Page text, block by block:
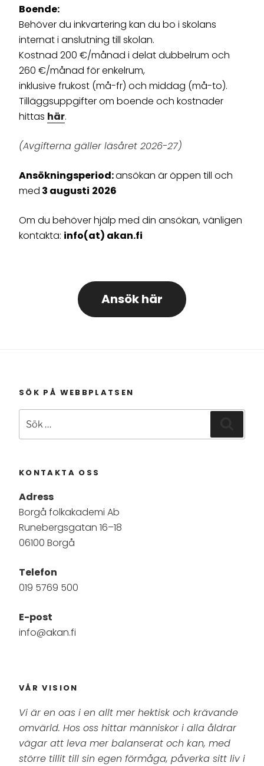
Boende:
Behöver du inkvartering kan du bo i skolans
internat i anslutning till skolan.
Kostnad 200 €/månad i delat dubbelrum och
260 €/månad för enkelrum,
inklusive frukost (må-fr) och middag (må-to).
Tilläggsuppgifter om boende och kostnader
hittas här.
(Avgifterna gäller läsåret 2026-27)
Ansökningsperiod:ansökan är öppen till och
med 3 augusti 2026
Om du behöver hjälp med din ansökan, vänligen
kontakta: info(at) akan.fi
Ansök här
SÖK PÅ WEBBPLATSEN
efter:
KONTAKTA OSS
Adress
Borgå folkakademi Ab
Runebergsgatan 16–18
06100 Borgå
Telefon
019 5769 500
E-post
info@akan.fi
VÅR VISION
Vi är en oas i en allt mer hektisk och krävande
omvärld. Hos oss hittar människor i alla åldrar
vägar att leva mer balanserat och kan, med
större tillit till sin egen förmåga, påverka sitt liv i